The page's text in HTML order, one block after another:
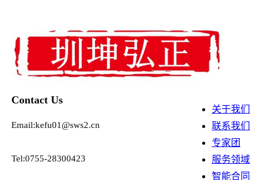
Contact Us
Email:kefu01@sws2.cn
Tel:0755-28300423
关于我们
联系我们
专家团
服务领域
智能合同